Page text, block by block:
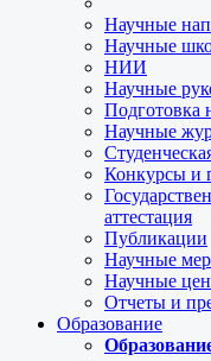
Научные
Научные
НИИ
Научные
Подготовка
Научные
Конкурсы и
аттестация
Публикации
Научные
Научные
Отчеты и
Образование